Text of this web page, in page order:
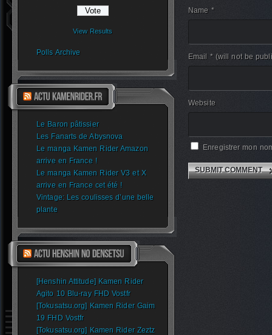
View Results
Polls Archive
Le Baron pâtissier
Les Fanarts de Abysnova
Le manga Kamen Rider Amazon
arrive en France !
Le manga Kamen Rider V3 et X
arrive en France cet été !
Vintage: Les coulisses d’une belle
plante
[Henshin Attitude] Kamen Rider
Agito 10 Blu-ray FHD Vostfr
[Tokusatsu.org] Kamen Rider Gaim
19 FHD Vostfr
[Tokusatsu.org] Kamen Rider Zeztz
Name *
Email * (will not be
Website
Enregistrer mon